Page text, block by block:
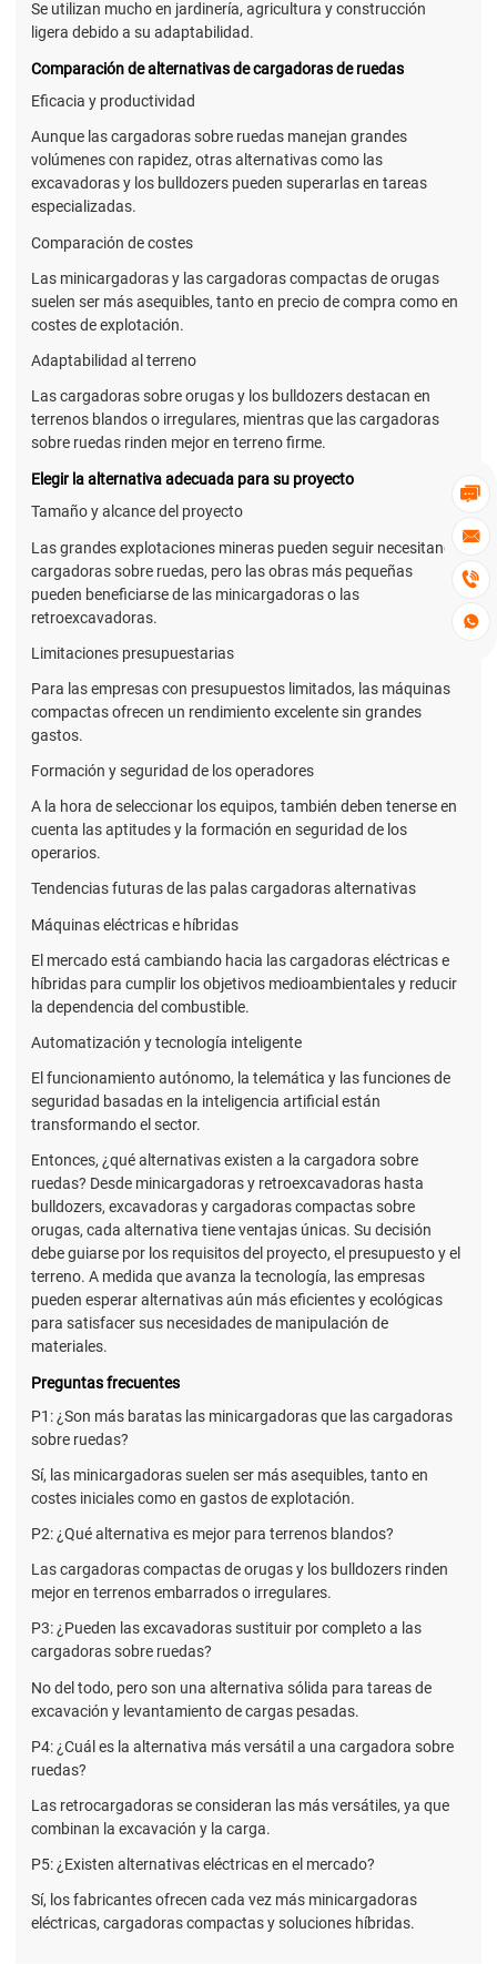




Se utilizan mucho en jardinería, agricultura y construcción
ligera debido a su adaptabilidad.
Comparación de alternativas de cargadoras de ruedas
Eficacia y productividad
Aunque las cargadoras sobre ruedas manejan grandes
volúmenes con rapidez, otras alternativas como las
excavadoras y los bulldozers pueden superarlas en tareas
especializadas.
Comparación de costes
Las minicargadoras y las cargadoras compactas de orugas
suelen ser más asequibles, tanto en precio de compra como en
costes de explotación.
Adaptabilidad al terreno
Las cargadoras sobre orugas y los bulldozers destacan en
terrenos blandos o irregulares, mientras que las cargadoras
sobre ruedas rinden mejor en terreno firme.
Elegir la alternativa adecuada para su proyecto
Tamaño y alcance del proyecto
Las grandes explotaciones mineras pueden seguir necesitando
cargadoras sobre ruedas, pero las obras más pequeñas
pueden beneficiarse de las minicargadoras o las
retroexcavadoras.
Limitaciones presupuestarias
Para las empresas con presupuestos limitados, las máquinas
compactas ofrecen un rendimiento excelente sin grandes
gastos.
Formación y seguridad de los operadores
A la hora de seleccionar los equipos, también deben tenerse en
cuenta las aptitudes y la formación en seguridad de los
operarios.
Tendencias futuras de las palas cargadoras alternativas
Máquinas eléctricas e híbridas
El mercado está cambiando hacia las cargadoras eléctricas e
híbridas para cumplir los objetivos medioambientales y reducir
la dependencia del combustible.
Automatización y tecnología inteligente
El funcionamiento autónomo, la telemática y las funciones de
seguridad basadas en la inteligencia artificial están
transformando el sector.
Entonces, ¿qué alternativas existen a la cargadora sobre
ruedas? Desde minicargadoras y retroexcavadoras hasta
bulldozers, excavadoras y cargadoras compactas sobre
orugas, cada alternativa tiene ventajas únicas. Su decisión
debe guiarse por los requisitos del proyecto, el presupuesto y el
terreno. A medida que avanza la tecnología, las empresas
pueden esperar alternativas aún más eficientes y ecológicas
para satisfacer sus necesidades de manipulación de
materiales.
Preguntas frecuentes
P1: ¿Son más baratas las minicargadoras que las cargadoras
sobre ruedas?
Sí, las minicargadoras suelen ser más asequibles, tanto en
costes iniciales como en gastos de explotación.
P2: ¿Qué alternativa es mejor para terrenos blandos?
Las cargadoras compactas de orugas y los bulldozers rinden
mejor en terrenos embarrados o irregulares.
P3: ¿Pueden las excavadoras sustituir por completo a las
cargadoras sobre ruedas?
No del todo, pero son una alternativa sólida para tareas de
excavación y levantamiento de cargas pesadas.
P4: ¿Cuál es la alternativa más versátil a una cargadora sobre
ruedas?
Las retrocargadoras se consideran las más versátiles, ya que
combinan la excavación y la carga.
P5: ¿Existen alternativas eléctricas en el mercado?
Sí, los fabricantes ofrecen cada vez más minicargadoras
eléctricas, cargadoras compactas y soluciones híbridas.